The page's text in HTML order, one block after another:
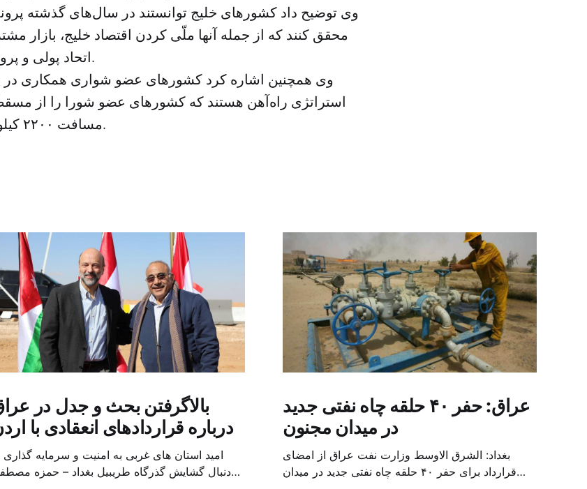
وی توضیح داد کشورهای خلیج توانستند در سال‌های گذشته
محقق کنند که از جمله آنها ملّی کردن اقتصاد خلیج، بازار
اتحاد پولی و پروژه پیوند الکتریکی است.
وی همچنین اشاره کرد کشورهای عضو شواری همکاری
استراتژی راه‌آهن هستند که کشورهای عضو شورا را از
مسافت ۲۲۰۰ کیلومتر به هم وصل می‌کند.
بالاگرفتن بحث و جدل در
درباره قراردادهای انعقادی با
امید استان های غربی به امنیت و سرمایه گذاری
دنبال گشایش گذرگاه طریبیل بغداد – حمزه
عراق: حفر ۴۰ حلقه چاه نفتی جدید
در میدان مجنون
بغداد: الشرق الاوسط وزارت نفت عراق از امضای
قرارداد برای حفر ۴۰ حلقه چاه نفتی جدید در میدان